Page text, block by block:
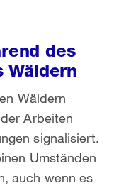
des
Wäldern
Wäldern
Arbeiten
signalisiert.
Umständen
auch wenn es